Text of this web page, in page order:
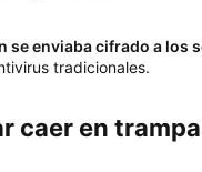
se enviaba cifrado a los
tradicionales.
caer en